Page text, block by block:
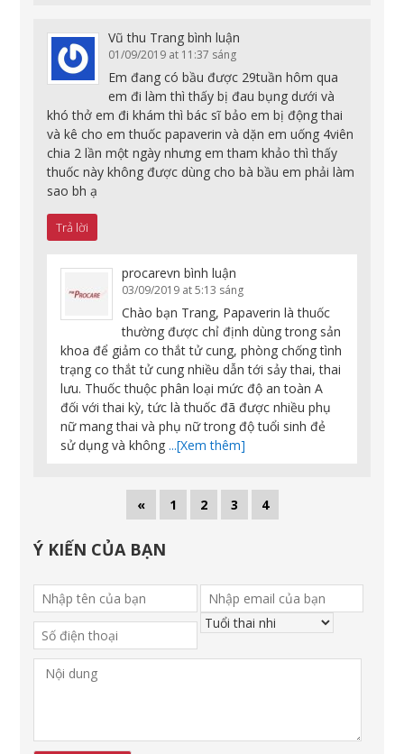
Vũ thu Trang bình luận
01/09/2019 at 11:37 sáng
Em đang có bầu được 29tuần hôm qua
em đi làm thì thấy bị đau bụng dưới và
khó thở em đi khám thì bác sĩ bảo em bị động thai
và kê cho em thuốc papaverin và dặn em uống 4viên
chia 2 lần một ngày nhưng em tham khảo thì thấy
thuốc này không được dùng cho bà bầu em phải làm
sao bh ạ
Trả lời
procarevn bình luận
03/09/2019 at 5:13 sáng
Chào bạn Trang, Papaverin là thuốc
thường được chỉ định dùng trong sản
khoa để giảm co thắt tử cung, phòng chống tình
trạng co thắt tử cung nhiều dẫn tới sảy thai, thai
lưu. Thuốc thuộc phân loại mức độ an toàn A
đối với thai kỳ, tức là thuốc đã được nhiều phụ
nữ mang thai và phụ nữ trong độ tuổi sinh đẻ
sử dụng và không ...[Xem thêm]
« 1 2 3 4
Ý KIẾN CỦA BẠN